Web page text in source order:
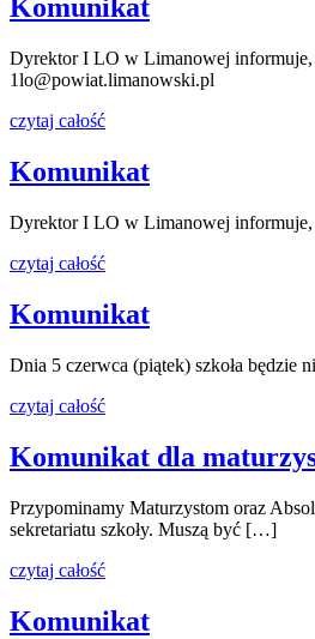
Komunikat
Dyrektor I LO w Limanowej informuje,
1lo@powiat.limanowski.pl
czytaj całość
Komunikat
Dyrektor I LO w Limanowej informuje,
czytaj całość
Komunikat
Dnia 5 czerwca (piątek) szkoła będzie
czytaj całość
Komunikat dla
Przypominamy Maturzystom oraz
sekretariatu szkoły. Muszą być […]
czytaj całość
Komunikat